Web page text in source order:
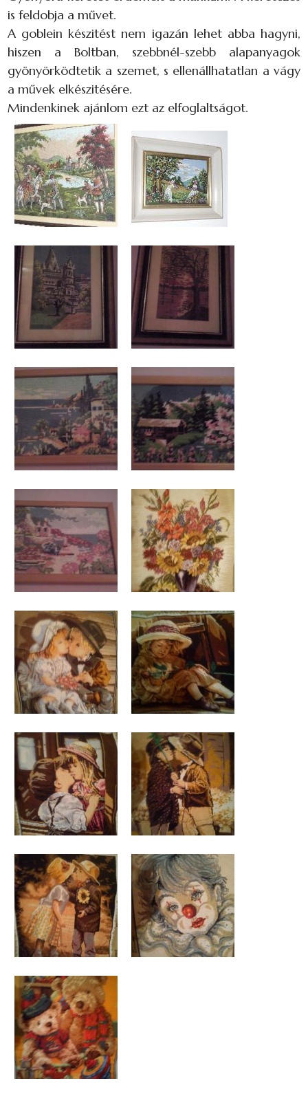
is feldobja a művet.
A goblein készitést nem igazán lehet abba hagyni,
hiszen a Boltban, szebbnél-szebb alapanyagok
gyönyörködtetik a szemet, s ellenállhatatlan a vágy
a művek elkészitésére.
Mindenkinek ajánlom ezt az elfoglaltságot.